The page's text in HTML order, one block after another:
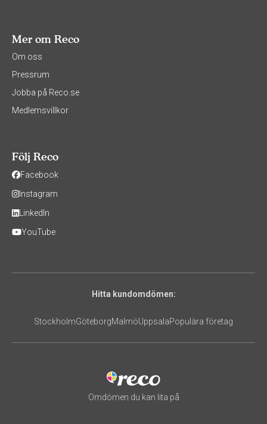
Mer om Reco
Om oss
Pressrum
Jobba på Reco.se
Medlemsvillkor
Följ Reco
Facebook
Instagram
LinkedIn
YouTube
Hitta kundomdömen:
StockholmGöteborgMalmöUppsalaPopulära företag
Omdömen du kan lita på